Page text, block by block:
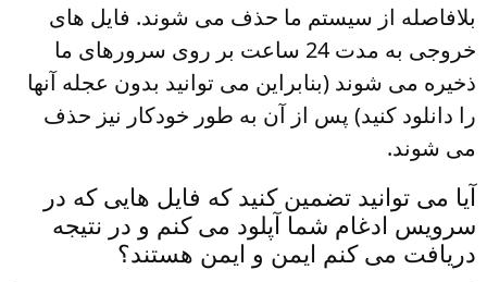
بلافاصله از سیستم ما حذف می شوند. فایل های
خروجی به مدت 24 ساعت بر روی سرورهای ما
ذخیره می شوند (بنابراین می توانید بدون عجله آنها
را دانلود کنید) پس از آن به طور خودکار نیز حذف
می شوند.
آیا می توانید تضمین کنید که فایل هایی که در
سرویس ادغام شما آپلود می کنم و در نتیجه
دریافت می کنم ایمن و ایمن هستند؟